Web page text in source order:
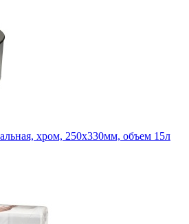
хром, 250х330мм, объем 15л